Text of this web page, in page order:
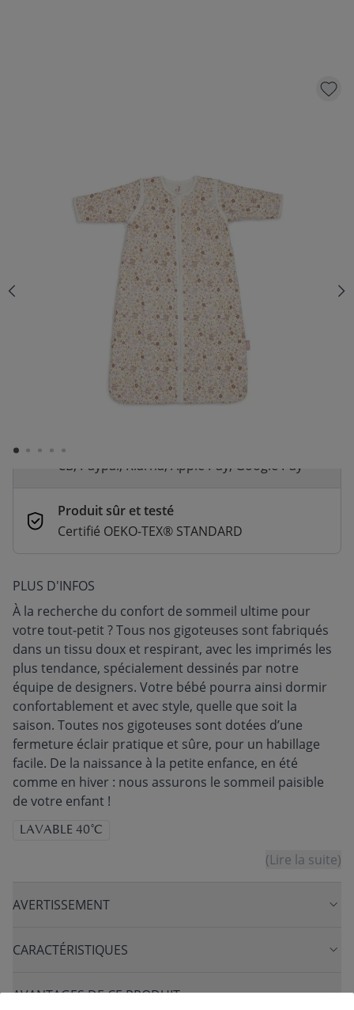
AJOUTER AU PANIER
Livraison rapide
En stock | Livraison rapide (2 à 5 jours
Paiement sécurisé et flexible
CB, Paypal, Klarna, Apple Pay, Google Pay
Produit sûr et testé
Certifié OEKO-TEX® STANDARD
PLUS D'INFOS
À la recherche du confort de sommeil ultime pour
votre tout-petit ? Tous nos gigoteuses sont fabriqués
dans un tissu doux et respirant, avec les imprimés les
plus tendance, spécialement dessinés par notre
équipe de designers. Votre bébé pourra ainsi dormir
confortablement et avec style, quelle que soit la
saison. Toutes nos gigoteuses sont dotées d’une
fermeture éclair pratique et sûre, pour un habillage
facile. De la naissance à la petite enfance, en été
comme en hiver : nous assurons le sommeil paisible
de votre enfant !
LAVABLE 40°C
(Lire la suite)
AVERTISSEMENT
CARACTÉRISTIQUES
AVANTAGES DE CE PRODUIT